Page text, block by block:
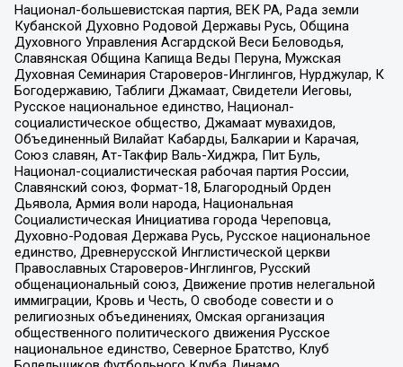
Национал-большевистская партия, ВЕК РА, Рада земли
Кубанской Духовно Родовой Державы Русь, Община
Духовного Управления Асгардской Веси Беловодья,
Славянская Община Капища Веды Перуна, Мужская
Духовная Семинария Староверов-Инглингов, Нурджулар, К
Богодержавию, Таблиги Джамаат, Свидетели Иеговы,
Русское национальное единство, Национал-
социалистическое общество, Джамаат мувахидов,
Объединенный Вилайат Кабарды, Балкарии и Карачая,
Союз славян, Ат-Такфир Валь-Хиджра, Пит Буль,
Национал-социалистическая рабочая партия России,
Славянский союз, Формат-18, Благородный Орден
Дьявола, Армия воли народа, Национальная
Социалистическая Инициатива города Череповца,
Духовно-Родовая Держава Русь, Русское национальное
единство, Древнерусской Инглистической церкви
Православных Староверов-Инглингов, Русский
общенациональный союз, Движение против нелегальной
иммиграции, Кровь и Честь, О свободе совести и о
религиозных объединениях, Омская организация
общественного политического движения Русское
национальное единство, Северное Братство, Клуб